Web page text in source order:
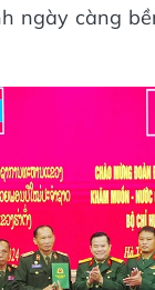
ngày càng